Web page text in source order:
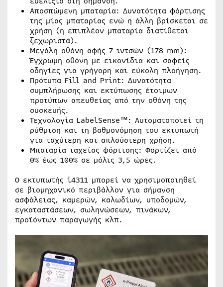
Αποσπώμενη μπαταρία: Δυνατότητα φόρτισης
της μίας μπαταρίας ενώ η άλλη βρίσκεται σε
χρήση (η επιπλέον μπαταρία διατίθεται
ξεχωριστά).
Μεγάλη οθόνη αφής 7 ιντσών (178 mm):
Έγχρωμη οθόνη με εικονίδια και σαφείς
οδηγίες για γρήγορη και εύκολη πλοήγηση.
Πρότυπα Fill and Print: Δυνατότητα
συμπλήρωσης και εκτύπωσης έτοιμων
προτύπων απευθείας από την οθόνη της
συσκευής.
Τεχνολογία LabelSense™: Αυτοματοποιεί τη
ρύθμιση και τη βαθμονόμηση του εκτυπωτή
για ταχύτερη και απλούστερη χρήση.
Μπαταρία ταχείας φόρτισης: Φορτίζει από
0% έως 100% σε μόλις 3,5 ώρες.
Ο εκτυπωτής i4311 μπορεί να χρησιμοποιηθεί
σε βιομηχανικό περιβάλλον για σήμανση
ασφάλειας, καμερών, καλωδίων, υποδομών,
εγκαταστάσεων, σωληνώσεων, πινάκων,
προϊόντων παραγωγής κλπ.